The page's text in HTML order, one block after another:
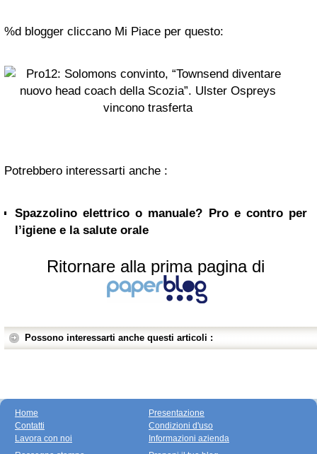
%d blogger cliccano Mi Piace per questo:
Potrebbero interessarti anche :
Spazzolino elettrico o manuale? Pro e contro per
l’igiene e la salute orale
Ritornare alla prima pagina di
Possono interessarti anche questi articoli :
Home
Contatti
Lavora con noi
Presentazione
Condizioni d'uso
Informazioni azienda